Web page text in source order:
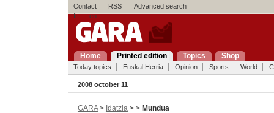
Contact RSS
Advanced search
fr
en
Home Printed edition Topics Shop
Today topics Euskal Herria Opinion Sports World
2008 october 11
GARA> Idatzia > > Mundua